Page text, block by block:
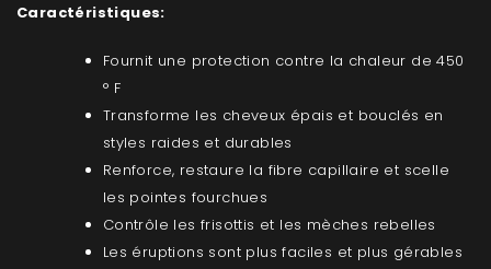
Caractéristiques:
Fournit une protection contre la chaleur de 450
° F
Transforme les cheveux épais et bouclés en
styles raides et durables
Renforce, restaure la fibre capillaire et scelle
les pointes fourchues
Contrôle les frisottis et les mèches rebelles
Les éruptions sont plus faciles et plus gérables